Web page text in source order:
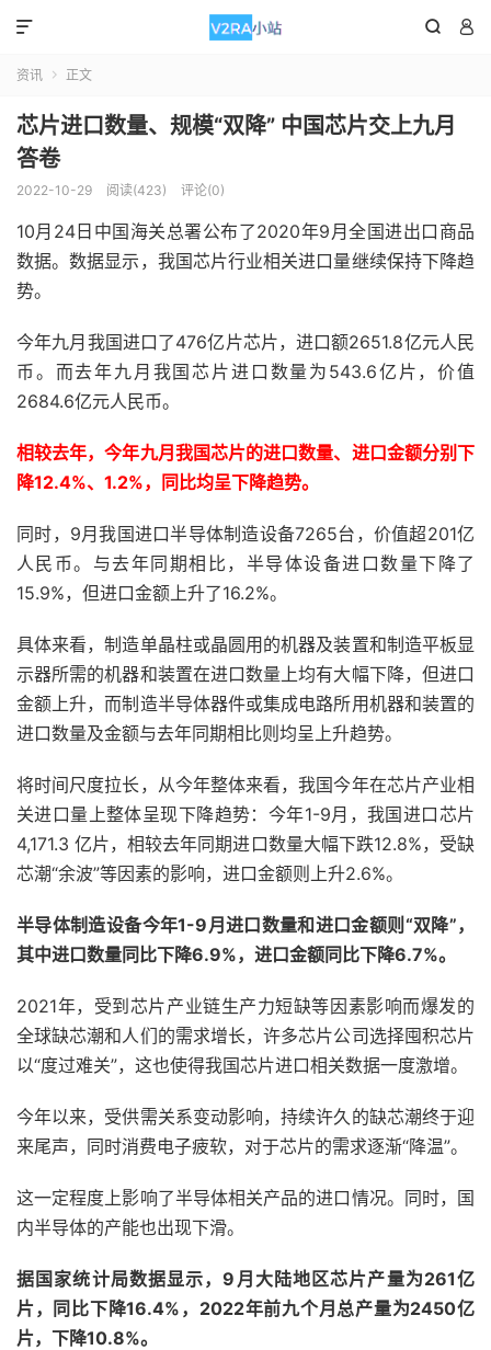
 

资讯  正文
芯片进口数量、规模“双降” 中国芯片交上九月
答卷
2022-10-29 阅读(423) 评论(0)
10月24日中国海关总署公布了2020年9月全国进出口商品
数据。数据显示，我国芯片行业相关进口量继续保持下降趋
势。
今年九月我国进口了476亿片芯片，进口额2651.8亿元人民
币。而去年九月我国芯片进口数量为543.6亿片，价值
2684.6亿元人民币。
相较去年，今年九月我国芯片的进口数量、进口金额分别下
降12.4%、1.2%，同比均呈下降趋势。
同时，9月我国进口半导体制造设备7265台，价值超201亿
人民币。与去年同期相比，半导体设备进口数量下降了
15.9%，但进口金额上升了16.2%。
具体来看，制造单晶柱或晶圆用的机器及装置和制造平板显
示器所需的机器和装置在进口数量上均有大幅下降，但进口
金额上升，而制造半导体器件或集成电路所用机器和装置的
进口数量及金额与去年同期相比则均呈上升趋势。
将时间尺度拉长，从今年整体来看，我国今年在芯片产业相
关进口量上整体呈现下降趋势：今年1-9月，我国进口芯片
4,171.3 亿片，相较去年同期进口数量大幅下跌12.8%，受缺
芯潮“余波”等因素的影响，进口金额则上升2.6%。
半导体制造设备今年1-9月进口数量和进口金额则“双降”，
其中进口数量同比下降6.9%，进口金额同比下降6.7%。
2021年，受到芯片产业链生产力短缺等因素影响而爆发的
全球缺芯潮和人们的需求增长，许多芯片公司选择囤积芯片
以“度过难关”，这也使得我国芯片进口相关数据一度激增。
今年以来，受供需关系变动影响，持续许久的缺芯潮终于迎
来尾声，同时消费电子疲软，对于芯片的需求逐渐“降温”。
这一定程度上影响了半导体相关产品的进口情况。同时，国
内半导体的产能也出现下滑。
据国家统计局数据显示，9月大陆地区芯片产量为261亿
片，同比下降16.4%，2022年前九个月总产量为2450亿
片，下降10.8%。